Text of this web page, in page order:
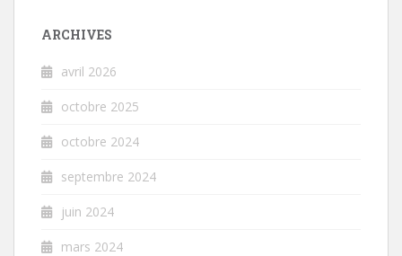
ARCHIVES
avril 2026
octobre 2025
octobre 2024
septembre 2024
juin 2024
mars 2024